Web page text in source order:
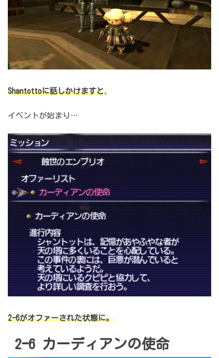
Shantottoに話しかけますと、
イベントが始まり…
2ｰ6がオファーされた状態に。
2ｰ6 カーディアンの使命